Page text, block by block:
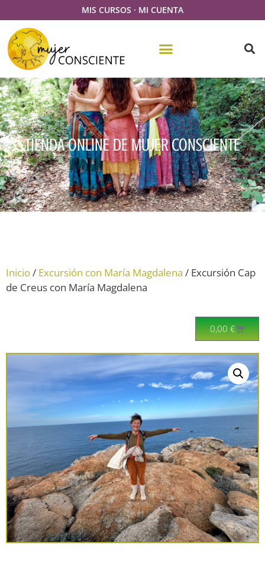
MIS CURSOS · MI CUENTA
TIENDA ONLINE DE MUJER CONSCIENTE
Inicio/ Excursión con María Magdalena / Excursión Cap
de Creus con María Magdalena
0,00€